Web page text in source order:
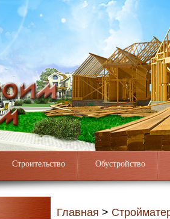
Строительство Обустройство
Главная >